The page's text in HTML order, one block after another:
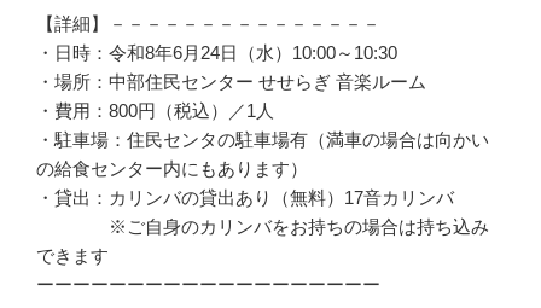
【詳細】－－－－－－－－－－－－－－－
・日時：令和8年6月24日（水）10:00～10:30
・場所：中部住民センター せせらぎ 音楽ルーム
・費用：800円（税込）／1人
・駐車場：住民センタの駐車場有（満車の場合は向かい
の給食センター内にもあります）
・貸出：カリンバの貸出あり（無料）17音カリンバ
※ご自身のカリンバをお持ちの場合は持ち込み
できます
ーーーーーーーーーーーーーーーーーーー